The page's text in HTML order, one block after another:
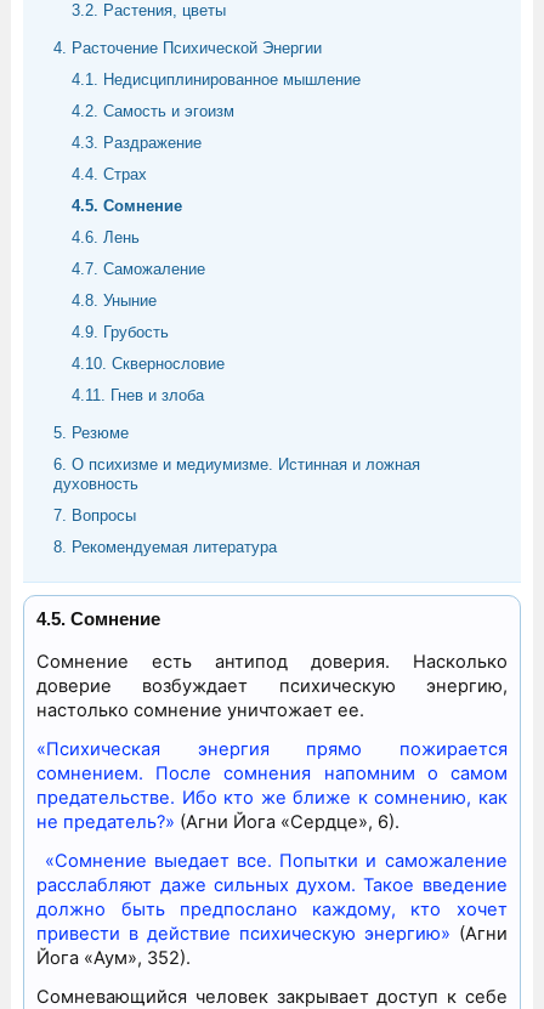
3.2. Растения, цветы
4. Расточение Психической Энергии
4.1. Недисциплинированное мышление
4.2. Самость и эгоизм
4.3. Раздражение
4.4. Страх
4.5. Сомнение
4.6. Лень
4.7. Саможаление
4.8. Уныние
4.9. Грубость
4.10. Сквернословие
4.11. Гнев и злоба
5. Резюме
6. О психизме и медиумизме. Истинная и ложная
духовность
7. Вопросы
8. Рекомендуемая литература
4.5. Сомнение
Сомнение есть антипод доверия. Насколько
доверие возбуждает психическую энергию,
настолько сомнение уничтожает ее.
«Психическая энергия прямо пожирается
сомнением. После сомнения напомним о самом
предательстве. Ибо кто же ближе к сомнению, как
не предатель?» (Агни Йога «Сердце», 6).
«Сомнение выедает все. Попытки и саможаление
расслабляют даже сильных духом. Такое введение
должно быть предпослано каждому, кто хочет
привести в действие психическую энергию» (Агни
Йога «Аум», 352).
Сомневающийся человек закрывает доступ к себе